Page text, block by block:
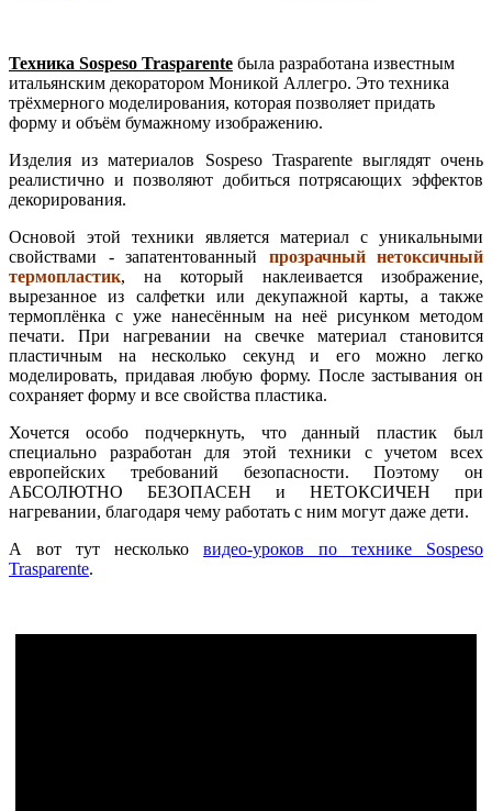
Техника Sospeso Trasparente была разработана известным
итальянским декоратором Моникой Аллегро. Это техника
трёхмерного моделирования, которая позволяет придать
форму и объём бумажному изображению.
Изделия из материалов Sospeso Trasparente выглядят очень
реалистично и позволяют добиться потрясающих эффектов
декорирования.
Основой этой техники является материал с уникальными
свойствами - запатентованный прозрачный нетоксичный
термопластик, на который наклеивается изображение,
вырезанное из салфетки или декупажной карты, а также
термоплёнка с уже нанесённым на неё рисунком методом
печати. При нагревании на свечке материал становится
пластичным на несколько секунд и его можно легко
моделировать, придавая любую форму. После застывания он
сохраняет форму и все свойства пластика.
Хочется особо подчеркнуть, что данный пластик был
специально разработан для этой техники с учетом всех
европейских требований безопасности. Поэтому он
АБСОЛЮТНО БЕЗОПАСЕН и НЕТОКСИЧЕН при
нагревании, благодаря чему работать с ним могут даже дети.
А вот тут несколько видео-уроков по технике Sospeso
Trasparente.